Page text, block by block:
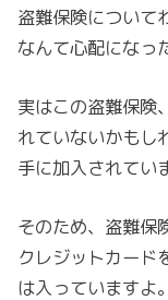
盗難保険について
なんて心配になっ
実はこの盗難保険
れていないかもし
手に加入されてい
そのため、盗難保
クレジットカード
は入っていますよ。